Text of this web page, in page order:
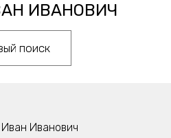
ИВАНОВИЧ
поиск
Иванович